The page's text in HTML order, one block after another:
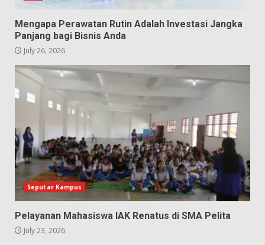
Mengapa Perawatan Rutin Adalah Investasi Jangka
Panjang bagi Bisnis Anda
July 26, 2026
Seputar Kampus
Pelayanan Mahasiswa IAK Renatus di SMA Pelita
July 23, 2026